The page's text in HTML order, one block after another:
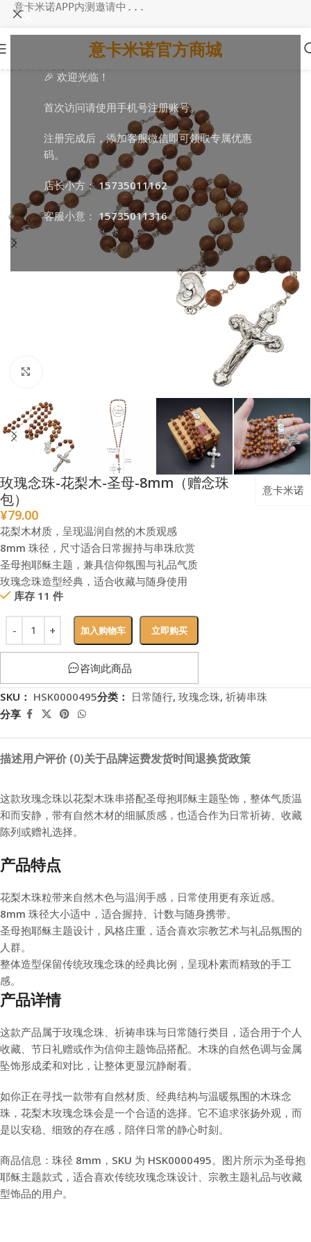
🎉 欢迎光临！
首次访问请使用手机号注册账号。
注册完成后，添加客服微信即可领取专属优惠
码。
店长小方：15735011162
客服小意： 15735011316
意卡米诺APP内测邀请中...
意卡米诺官方商城
玫瑰念珠-花梨木-圣母-8mm（赠念珠
包）
意卡米诺
¥79.00
花梨木材质，呈现温润自然的木质观感
8mm 珠径，尺寸适合日常握持与串珠欣赏
圣母抱耶稣主题，兼具信仰氛围与礼品气质
玫瑰念珠造型经典，适合收藏与随身使用
库存 11 件
加入购物车 立即购买
咨询此商品
SKU： HSK0000495分类： 日常随行, 玫瑰念珠, 祈祷串珠
分享
描述用户评价 (0)关于品牌运费发货时间退换货政策
这款玫瑰念珠以花梨木珠串搭配圣母抱耶稣主题坠饰，整体气质温
和而安静，带有自然木材的细腻质感，也适合作为日常祈祷、收藏
陈列或赠礼选择。
产品特点
花梨木珠粒带来自然木色与温润手感，日常使用更有亲近感。
8mm 珠径大小适中，适合握持、计数与随身携带。
圣母抱耶稣主题设计，风格庄重，适合喜欢宗教艺术与礼品氛围的
人群。
整体造型保留传统玫瑰念珠的经典比例，呈现朴素而精致的手工
感。
产品详情
这款产品属于玫瑰念珠、祈祷串珠与日常随行类目，适合用于个人
收藏、节日礼赠或作为信仰主题饰品搭配。木珠的自然色调与金属
坠饰形成柔和对比，让整体更显沉静耐看。
如你正在寻找一款带有自然材质、经典结构与温暖氛围的木珠念
珠，花梨木玫瑰念珠会是一个合适的选择。它不追求张扬外观，而
是以安稳、细致的存在感，陪伴日常的静心时刻。
商品信息：珠径 8mm，SKU 为 HSK0000495。图片所示为圣母抱
耶稣主题款式，适合喜欢传统玫瑰念珠设计、宗教主题礼品与收藏
型饰品的用户。